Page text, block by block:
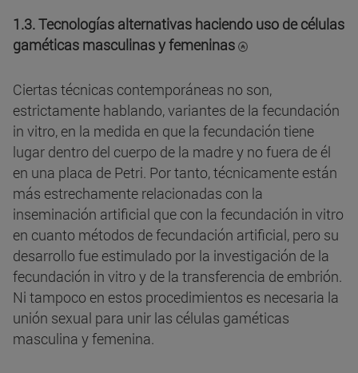
1.3. Tecnologías alternativas haciendo uso de células
gaméticas masculinas y femeninas
Ciertas técnicas contemporáneas no son,
estrictamente hablando, variantes de la fecundación
in vitro, en la medida en que la fecundación tiene
lugar dentro del cuerpo de la madre y no fuera de él
en una placa de Petri. Por tanto, técnicamente están
más estrechamente relacionadas con la
inseminación artificial que con la fecundación in vitro
en cuanto métodos de fecundación artificial, pero su
desarrollo fue estimulado por la investigación de la
fecundación in vitro y de la transferencia de embrión.
Ni tampoco en estos procedimientos es necesaria la
unión sexual para unir las células gaméticas
masculina y femenina.